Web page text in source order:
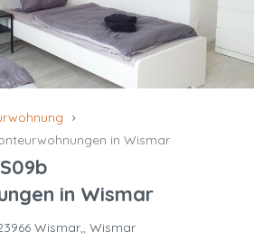
in Wismar
in Wismar
Wismar,, Wismar